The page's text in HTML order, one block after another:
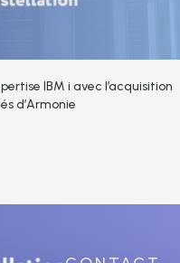
IBM i avec l’acquisition
d’Armonie